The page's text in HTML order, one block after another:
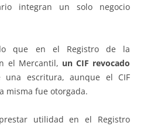
integran un solo negocio
que en el Registro de la
el Mercantil, un CIF revocado
escritura, aunque el CIF
misma fue otorgada.
utilidad en el Registro